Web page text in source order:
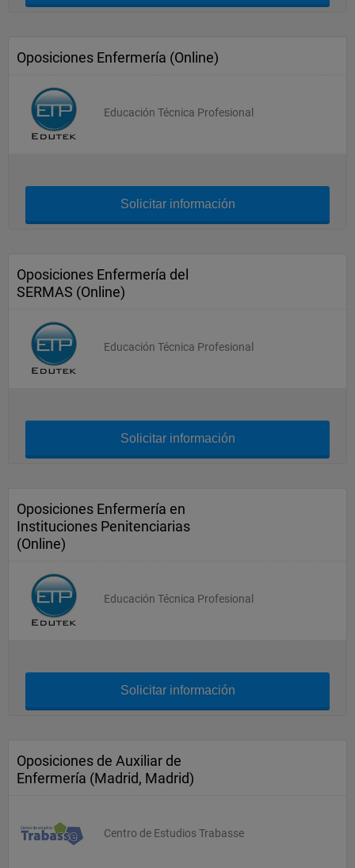
Oposiciones Enfermería (Online)
Educación Técnica Profesional
Solicitar información
Oposiciones Enfermería del
SERMAS (Online)
Educación Técnica Profesional
Solicitar información
Oposiciones Enfermería en
Instituciones Penitenciarias
(Online)
Educación Técnica Profesional
Solicitar información
Oposiciones de Auxiliar de
Enfermería (Madrid, Madrid)
Centro de Estudios Trabasse